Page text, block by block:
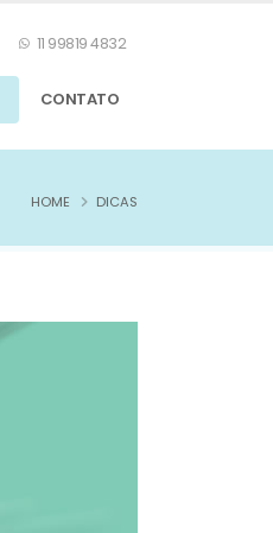
11 99819 4832
CONTATO
HOME DICAS